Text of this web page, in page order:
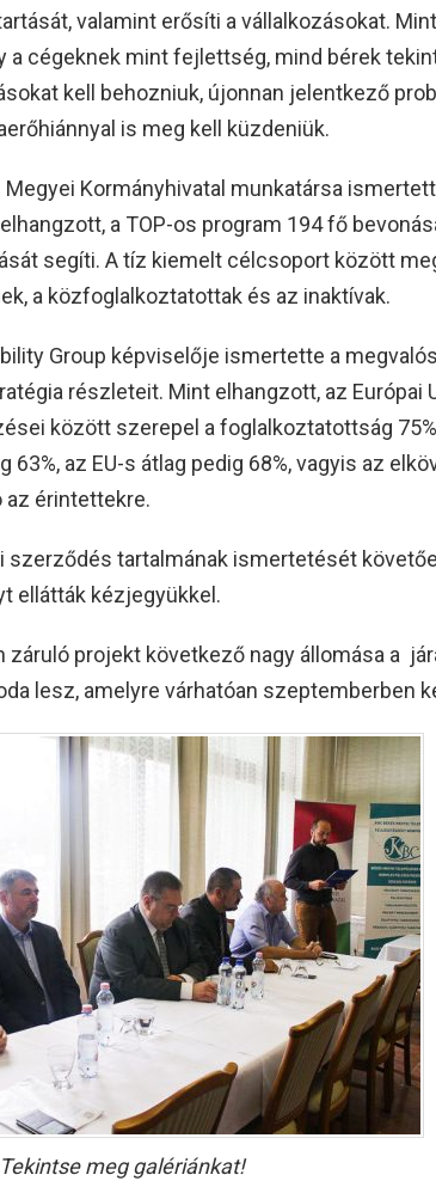
valamint erősíti a vállalkozásokat.
a cégeknek mint fejlettség, mind bérek
kell behozniuk, újonnan jelentkező
is meg kell küzdeniük.
Megyei Kormányhivatal munkatársa
a TOP-os program 194 fő
segíti. A tíz kiemelt célcsoport között
a közfoglalkoztatottak és az inaktívak.
Group képviselője ismertette a
részleteit. Mint elhangzott, az Európai
között szerepel a foglalkoztatottság
63%, az EU-s átlag pedig 68%, vagyis az
az érintettekre.
szerződés tartalmának ismertetését
ellátták kézjegyükkel.
záruló projekt következő nagy állomása a
lesz, amelyre várhatóan szeptemberben
Tekintse meg galériánkat!